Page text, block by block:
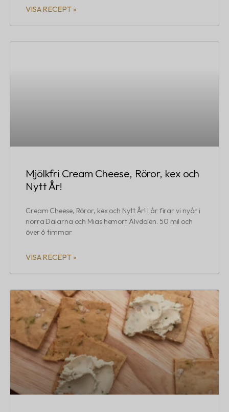
VISA RECEPT »
Mjölkfri Cream Cheese, Röror, kex och
Nytt År!
Cream Cheese, Röror, kex och Nytt År! I år firar vi nyår i
norra Dalarna och Mias hemort Älvdalen. 50 mil och
över 6 timmar
VISA RECEPT »